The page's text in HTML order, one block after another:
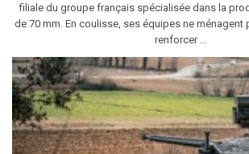
filiale du groupe français spécialisée dans la
de 70 mm. En coulisse, ses équipes ne
renforcer ...